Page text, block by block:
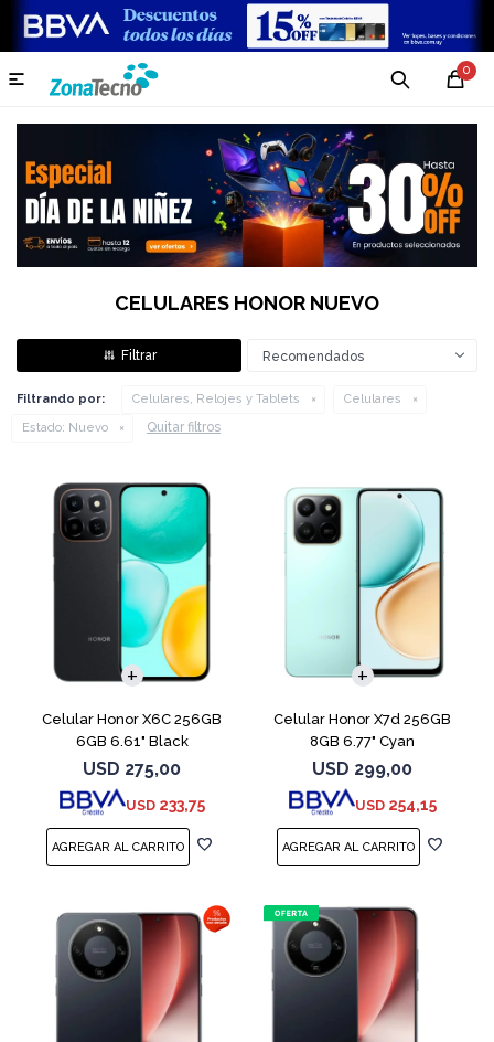
0

CELULARES HONOR NUEVO
Recomendados
Filtrando por: Celulares, Relojes y Tablets
Celulares
Estado: Nuevo Quitar filtros
Celular Honor X6C 256GB
6GB 6.61" Black
USD 275,00
USD 233,75
COMPARAR
Celular Honor X7d 256GB
8GB 6.77" Cyan
USD 299,00
USD 254,15
COMPARAR